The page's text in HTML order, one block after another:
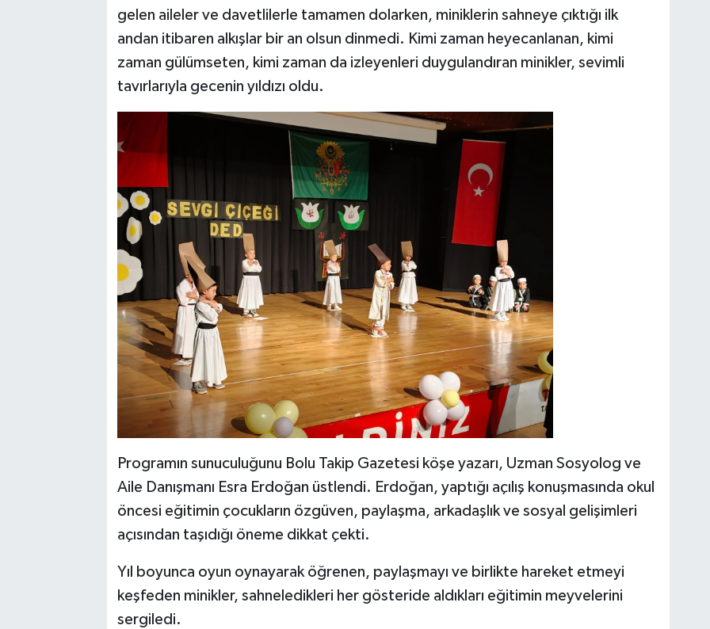
gelen aileler ve davetlilerle tamamen dolarken, miniklerin sahneye çıktığı ilk
andan itibaren alkışlar bir an olsun dinmedi. Kimi zaman heyecanlanan, kimi
zaman gülümseten, kimi zaman da izleyenleri duygulandıran minikler, sevimli
tavırlarıyla gecenin yıldızı oldu.
Programın sunuculuğunu Bolu Takip Gazetesi köşe yazarı, Uzman Sosyolog ve
Aile Danışmanı Esra Erdoğan üstlendi. Erdoğan, yaptığı açılış konuşmasında okul
öncesi eğitimin çocukların özgüven, paylaşma, arkadaşlık ve sosyal gelişimleri
açısından taşıdığı öneme dikkat çekti.
Yıl boyunca oyun oynayarak öğrenen, paylaşmayı ve birlikte hareket etmeyi
keşfeden minikler, sahneledikleri her gösteride aldıkları eğitimin meyvelerini
sergiledi.